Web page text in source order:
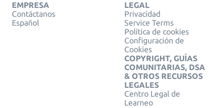
EMPRESA
Contáctanos
Español
LEGAL
Privacidad
Service Terms
Política de cookies
Configuración de
Cookies
COPYRIGHT, GUÍAS
COMUNITARIAS, DSA
& OTROS RECURSOS
LEGALES
Centro Legal de
Learneo